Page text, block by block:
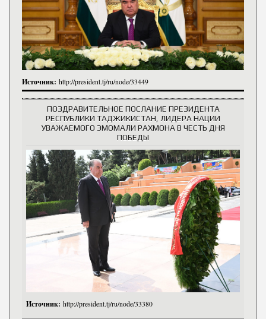
Источник: http://president.tj/ru/node/33449
ПОЗДРАВИТЕЛЬНОЕ ПОСЛАНИЕ ПРЕЗИДЕНТА
РЕСПУБЛИКИ ТАДЖИКИСТАН, ЛИДЕРА НАЦИИ
УВАЖАЕМОГО ЭМОМАЛИ РАХМОНА В ЧЕСТЬ ДНЯ
ПОБЕДЫ
Источник: http://president.tj/ru/node/33380